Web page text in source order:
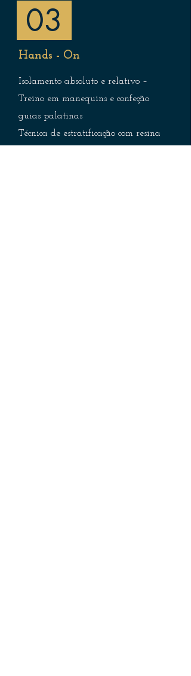
03
Hands - On
Isolamento absoluto e relativo –
Treino em manequins e confeção
guias palatinas
Técnica de estratificação com resina